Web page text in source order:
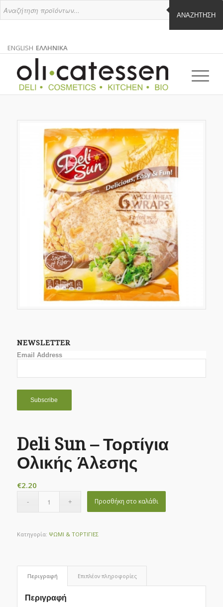
ΑΝΑΖΉΤΗΣΗ
ENGLISH
ΑΓΓΛΙΚΑ
ΕΛΛΗΝΙΚΑ
ΕΛΛΗΝΙΚΑ
EL
NEWSLETTER
Email Address
Deli Sun – Τορτίγια
Ολικής Άλεσης
€2.20
Προσθήκη στο καλάθι
Κατηγορία: ΨΩΜΙ & ΤΟΡΤΙΓΙΕΣ
Περιγραφή Επιπλέον πληροφορίες
Περιγραφή